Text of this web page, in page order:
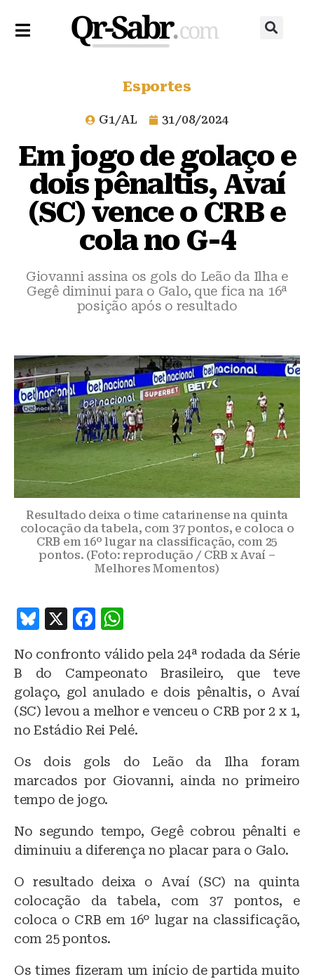
Esportes
G1/AL 31/08/2024
Em jogo de golaço e
dois pênaltis, Avaí
(SC) vence o CRB e
cola no G-4
Giovanni assina os gols do Leão da Ilha e
Gegê diminui para o Galo, que fica na 16ª
posição após o resultado
Resultado deixa o time catarinense na quinta
colocação da tabela, com 37 pontos, e coloca o
CRB em 16º lugar na classificação, com 25
pontos. (Foto: reprodução / CRB x Avaí –
Melhores Momentos)
B
e
s
k
y
X
F
c
e
b
o
o
k
at
s
A
p
p
No confronto válido pela 24ª rodada da Série
B do Campeonato Brasileiro, que teve
golaço, gol anulado e dois pênaltis, o Avaí
(SC) levou a melhor e venceu o CRB por 2 x 1,
no Estádio Rei Pelé.
Os dois gols do Leão da Ilha foram
marcados por Giovanni, ainda no primeiro
tempo de jogo.
No segundo tempo, Gegê cobrou pênalti e
diminuiu a diferença no placar para o Galo.
O resultado deixa o Avaí (SC) na quinta
colocação da tabela, com 37 pontos, e
coloca o CRB em 16º lugar na classificação,
com 25 pontos.
Os times fizeram um início de partida muito